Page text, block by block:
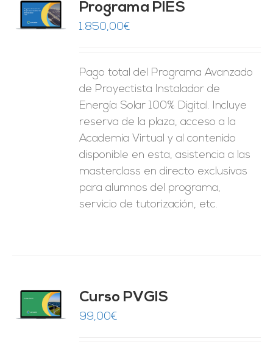
Programa PIES
1.850,00€
Pago total del Programa Avanzado
de Proyectista Instalador de
Energía Solar 100% Digital. Incluye
reserva de la plaza, acceso a la
Academia Virtual y al contenido
disponible en esta, asistencia a las
masterclass en directo exclusivas
para alumnos del programa,
servicio de tutorización, etc.
Curso PVGIS
99,00€